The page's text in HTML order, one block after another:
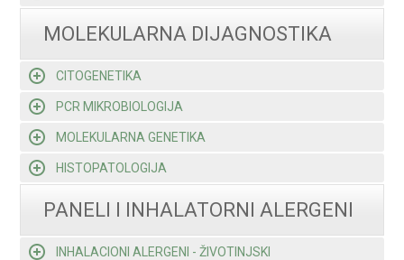
MOLEKULARNA DIJAGNOSTIKA
CITOGENETIKA
PCR MIKROBIOLOGIJA
MOLEKULARNA GENETIKA
HISTOPATOLOGIJA
PANELI I INHALATORNI ALERGENI
INHALACIONI ALERGENI - ŽIVOTINJSKI